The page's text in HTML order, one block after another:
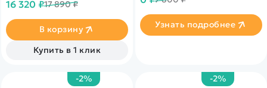
Узнать подробнее
более 30 км/ч.
16 320 ₽17 890 ₽
В корзину
Купить в 1 клик
-2% -2%